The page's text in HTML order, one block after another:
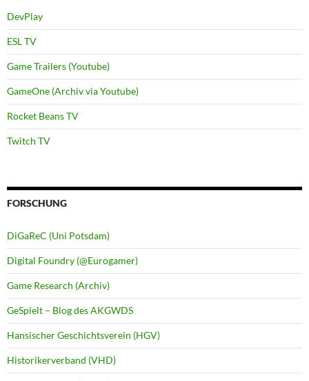
DevPlay
ESL TV
Game Trailers (Youtube)
GameOne (Archiv via Youtube)
Rocket Beans TV
Twitch TV
FORSCHUNG
DiGaReC (Uni Potsdam)
Digital Foundry (@Eurogamer)
Game Research (Archiv)
GeSpielt – Blog des AKGWDS
Hansischer Geschichtsverein (HGV)
Historikerverband (VHD)